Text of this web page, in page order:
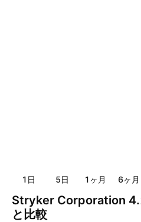
1日 5日 1ヶ月 6ヶ月
Stryker Corporation
と比較